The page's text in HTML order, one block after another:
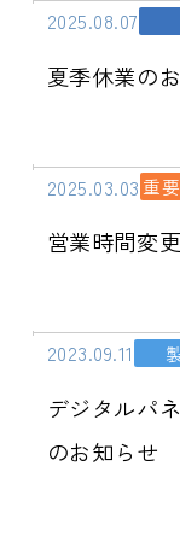
2025.08.07
夏季休業の
2025.03.03 重
営業時間変
2023.09.11
デジタルパ
のお知らせ